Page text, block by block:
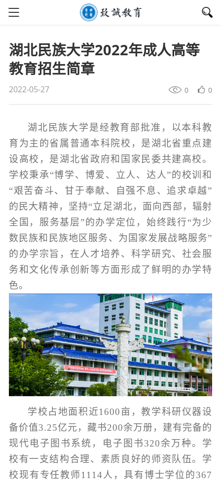
湖北民族大学2022年成人高等
教育招生简章
2022-05-27 0 0
湖北民族大学是经教育部批准，以本科教
育为主的省属普通本科院校，是湖北省重点建
设高校，是湖北省政府和国家民委共建高校。
学校秉承“博学、博爱、立人、达人”的校训和
“艰苦奋斗、甘于奉献、自强不息、追求卓越”
的民大精神，坚持“立足湖北，面向西部，辐射
全国，服务基层”的办学定位，始终践行“为少
数民族和民族地区服务、为国家发展战略服务”
的办学宗旨，在人才培养、科学研究、社会服
务和文化传承创新等方面形成了鲜明的办学特
色。
学校占地面积近1600亩，教学科研仪器设
备价值3.25亿元，藏书200余万册，建有完备的
现代电子图书系统，电子图书320余万种。学
校有一支结构合理、素质良好的师资队伍。学
校现有专任教师1114人，具有博士学位的367